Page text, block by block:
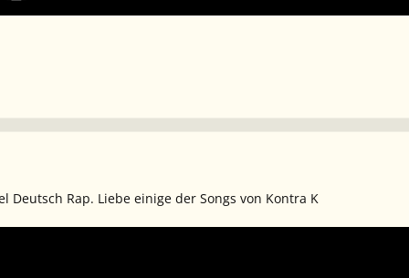
Deutsch Rap. Liebe einige der Songs von Kontra K